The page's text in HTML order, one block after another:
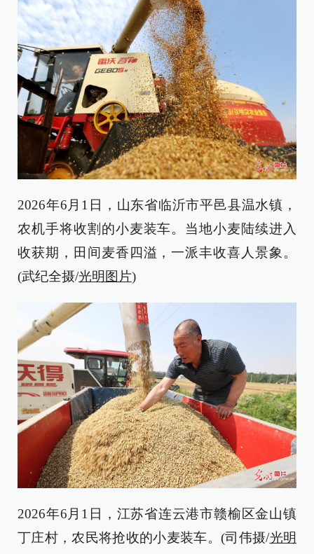
2026年6月1日，山东省临沂市平邑县温水镇，
农机手将收割的小麦装车。当地小麦陆续进入
收获期，田间麦香四溢，一派丰收喜人景象。
(武纪全摄/光明图片)
2026年6月1日，江苏省连云港市赣榆区金山镇
丁庄村，农民将抢收的小麦装车。(司伟摄/光明